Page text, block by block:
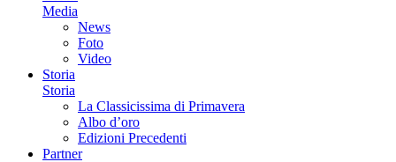
Media
News
Foto
Video
Storia
Storia
La Classicissima di Primavera
Albo d’oro
Edizioni Precedenti
Partner